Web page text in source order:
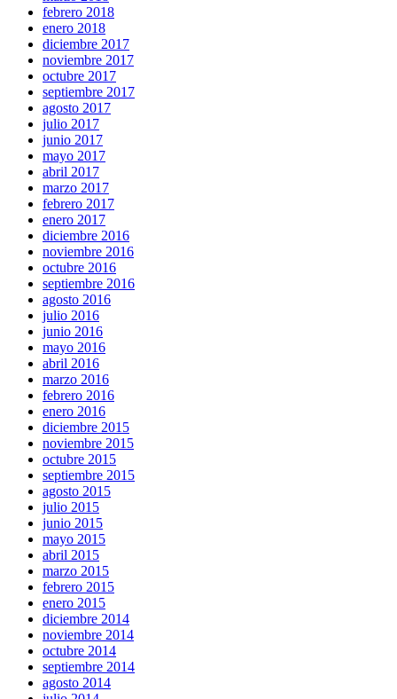
febrero 2018
enero 2018
diciembre 2017
noviembre 2017
octubre 2017
septiembre 2017
agosto 2017
julio 2017
junio 2017
mayo 2017
abril 2017
marzo 2017
febrero 2017
enero 2017
diciembre 2016
noviembre 2016
octubre 2016
septiembre 2016
agosto 2016
julio 2016
junio 2016
mayo 2016
abril 2016
marzo 2016
febrero 2016
enero 2016
diciembre 2015
noviembre 2015
octubre 2015
septiembre 2015
agosto 2015
julio 2015
junio 2015
mayo 2015
abril 2015
marzo 2015
febrero 2015
enero 2015
diciembre 2014
noviembre 2014
octubre 2014
septiembre 2014
agosto 2014